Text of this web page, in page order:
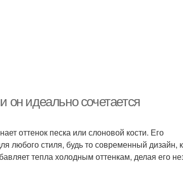
идеально сочетается
оттенок песка или слоновой кости. Его
любого стиля, будь то современный дизайн,
тепла холодным оттенкам, делая его